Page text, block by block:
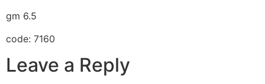
gm 6.5
code: 7160
Leave a Reply